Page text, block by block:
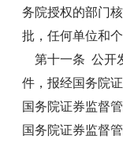
务院授权的部门
批，任何单位和
第十一条 公开
件，报经国务院
国务院证券监督
国务院证券监督